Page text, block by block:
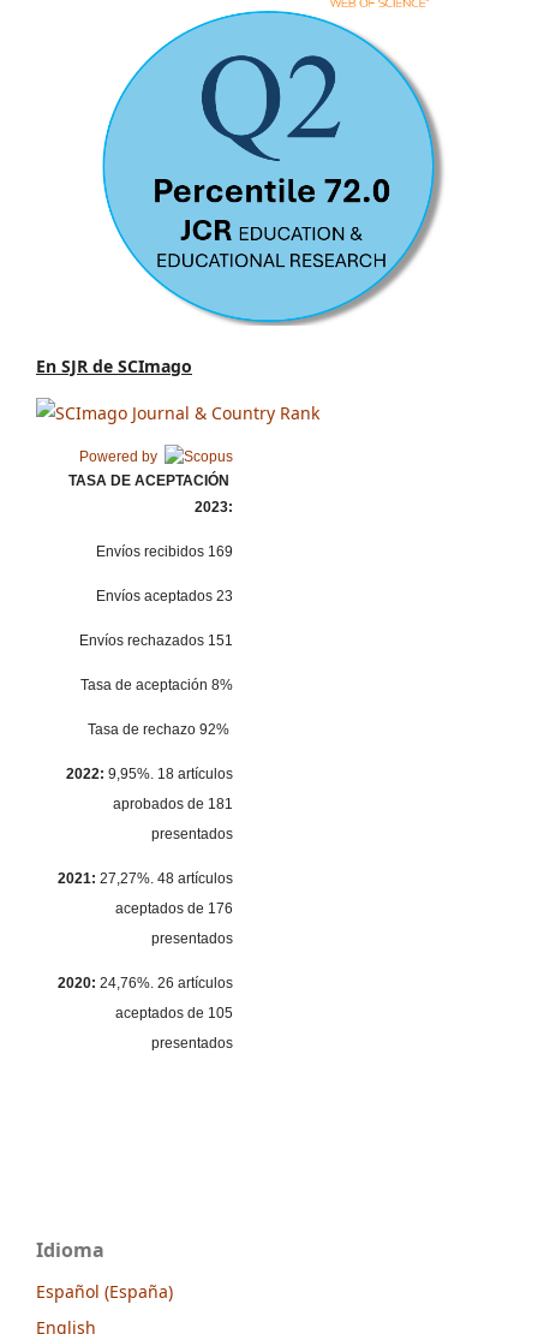
En SJR de SCImago
Powered by
TASA DE ACEPTACIÓN
2023:
Envíos recibidos 169
Envíos aceptados 23
Envíos rechazados 151
Tasa de aceptación 8%
Tasa de rechazo 92%
2022: 9,95%. 18 artículos
aprobados de 181
presentados
2021: 27,27%. 48 artículos
aceptados de 176
presentados
2020: 24,76%. 26 artículos
aceptados de 105
presentados
Idioma
Español (España)
English